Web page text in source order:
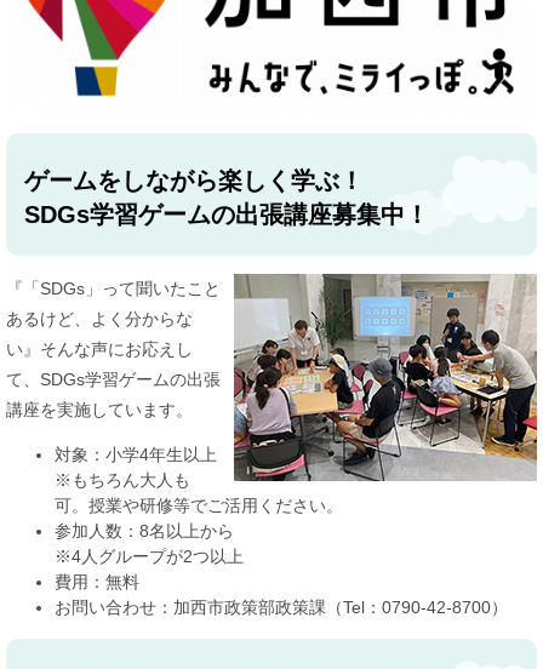
ゲームをしながら楽しく学ぶ！
SDGs学習ゲームの出張講座募集中！
『「SDGs」って聞いたこと
あるけど、よく分からな
い』そんな声にお応えし
て、SDGs学習ゲームの出張
講座を実施しています。
対象：小学4年生以上
※もちろん大人も
可。授業や研修等でご活用ください。
参加人数：8名以上から
※4人グループが2つ以上
費用：無料
お問い合わせ：加西市政策部政策課（Tel：0790-42-8700）